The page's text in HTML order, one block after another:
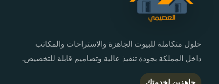
حلول متكاملة للبيوت الجاهزة والاستراحات والمكاتب
داخل المملكة بجودة تنفيذ عالية وتصاميم قابلة للتخصيص.
جاهزين لخدمتك